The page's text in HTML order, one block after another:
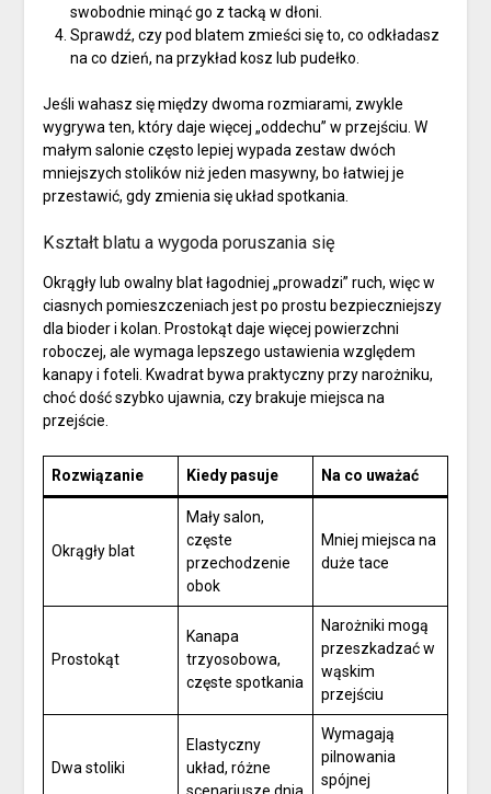
swobodnie minąć go z tacką w dłoni.
Sprawdź, czy pod blatem zmieści się to, co odkładasz
na co dzień, na przykład kosz lub pudełko.
Jeśli wahasz się między dwoma rozmiarami, zwykle
wygrywa ten, który daje więcej „oddechu” w przejściu. W
małym salonie często lepiej wypada zestaw dwóch
mniejszych stolików niż jeden masywny, bo łatwiej je
przestawić, gdy zmienia się układ spotkania.
Kształt blatu a wygoda poruszania się
Okrągły lub owalny blat łagodniej „prowadzi” ruch, więc w
ciasnych pomieszczeniach jest po prostu bezpieczniejszy
dla bioder i kolan. Prostokąt daje więcej powierzchni
roboczej, ale wymaga lepszego ustawienia względem
kanapy i foteli. Kwadrat bywa praktyczny przy narożniku,
choć dość szybko ujawnia, czy brakuje miejsca na
przejście.
Rozwiązanie Kiedy pasuje Na co uważać
Okrągły blat
Mały salon,
częste
przechodzenie
obok
Mniej miejsca na
duże tace
Prostokąt
Kanapa
trzyosobowa,
częste spotkania
Narożniki mogą
przeszkadzać w
wąskim
przejściu
Dwa stoliki
Elastyczny
układ, różne
Wymagają
pilnowania
spójnej